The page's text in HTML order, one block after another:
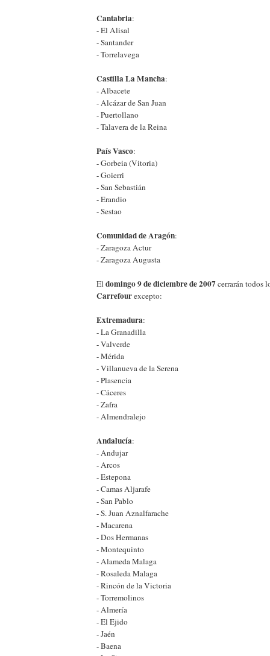
Cantabria:
- El Alisal
- Santander
- Torrelavega
Castilla La Mancha:
- Albacete
- Alcázar de San Juan
- Puertollano
- Talavera de la Reina
País Vasco:
- Gorbeia (Vitoria)
- Goierri
- San Sebastián
- Erandio
- Sestao
Comunidad de Aragón:
- Zaragoza Actur
- Zaragoza Augusta
El domingo 9 de diciembre de 2007cerrarán todos
Carrefourexcepto:
Extremadura:
- La Granadilla
- Valverde
- Mérida
- Villanueva de la Serena
- Plasencia
- Cáceres
- Zafra
- Almendralejo
Andalucía:
- Andujar
- Arcos
- Estepona
- Camas Aljarafe
- San Pablo
- S. Juan Aznalfarache
- Macarena
- Dos Hermanas
- Montequinto
- Alameda Malaga
- Rosaleda Malaga
- Rincón de la Victoria
- Torremolinos
- Almería
- El Ejido
- Jaén
- Baena